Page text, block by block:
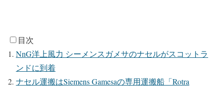
目次
NnG洋上風力 シーメンスガメサのナセルがスコットラ
ンドに到着
ナセル運搬はSiemens Gamesaの専用運搬船「Rotra